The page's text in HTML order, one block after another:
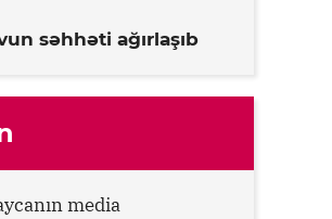
səhhəti ağırlaşıb
media